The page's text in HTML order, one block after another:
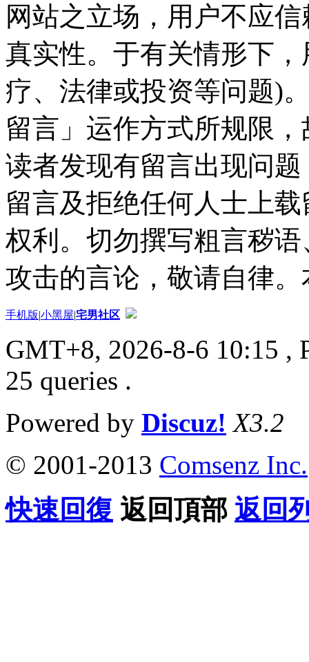
网站之立场，用户不应
真实性。于有关情形下
疗、法律或投资等问题)
留言」运作方式所规限
读者发现有留言出现问
留言及拒绝任何人士上
权利。切勿撰写粗言秽
攻击的言论，敬请自律
手机版|小黑屋|宅男社区
GMT+8, 2026-8-6 10:15 ,
25 queries .
Powered by Discuz! X3.2
© 2001-2013 Comsenz Inc.
快速回復 返回頂部 返回